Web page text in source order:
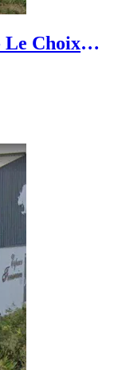
Le Choix